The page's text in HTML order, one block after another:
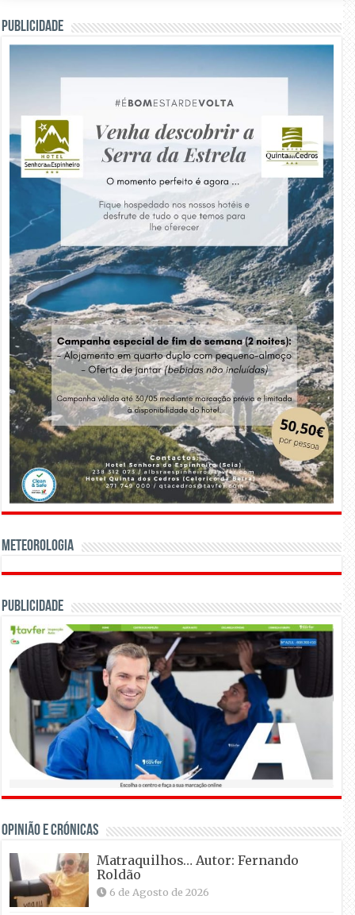
PUBLICIDADE
Meteorologia
Publicidade
OPINIÃO E CRÓNICAS
Matraquilhos… Autor: Fernando
Roldão
6 de Agosto de 2026